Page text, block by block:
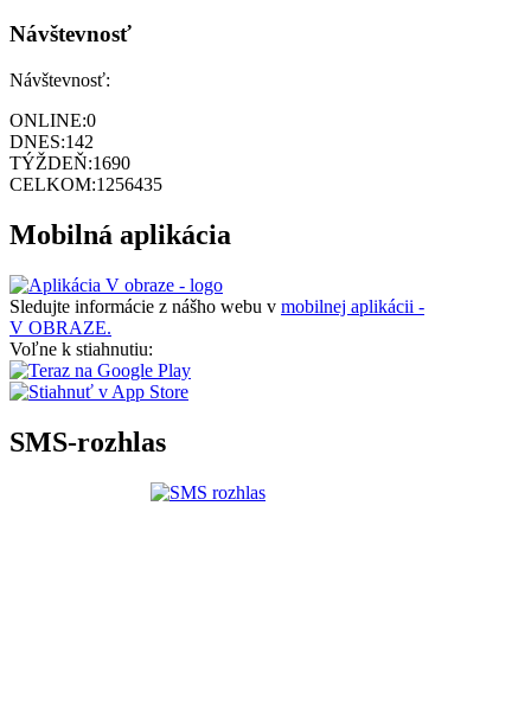
Návštevnosť
Návštevnosť:
ONLINE:0
DNES:142
TÝŽDEŇ:1690
CELKOM:1256435
Mobilná aplikácia
Sledujte informácie z nášho webu v mobilnej aplikácii -
V OBRAZE.
Voľne k stiahnutiu:
SMS-rozhlas